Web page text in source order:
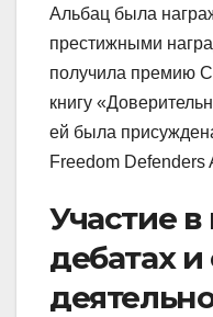
Альбац была
престижными
получила премию
книгу
ей была
Freedom Defenders
Участие
дебатах